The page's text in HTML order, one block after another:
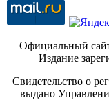
Официальный
Издание
Свидетельство о
выдано